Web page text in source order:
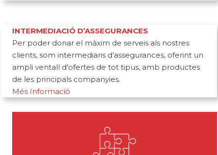
INTERMEDIACIÓ D’ASSEGURANCES
Per poder donar el màxim de serveis als nostres
clients, som intermediaris d’assegurances, oferint un
ampli ventall d’ofertes de tot tipus, amb productes
de les principals companyies.
Més Informació